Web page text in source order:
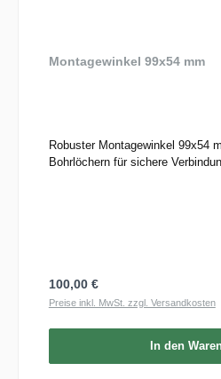
Montagewinkel 99x54 mm
Robuster Montagewinkel 99x54
Bohrlöchern für sichere
Regulärer Preis:
100,00 €
Preise inkl. MwSt. zzgl. Versandkosten
In den